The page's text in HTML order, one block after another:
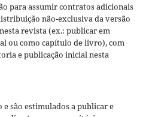
para assumir contratos adicionais
não-exclusiva da versão
revista (ex.: publicar em
ou como capítulo de livro), com
e publicação inicial nesta
são estimulados a publicar e